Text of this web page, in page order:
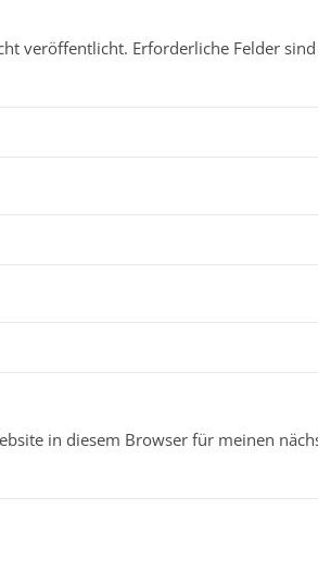
veröffentlicht. Erforderliche Felder
in diesem Browser für meinen